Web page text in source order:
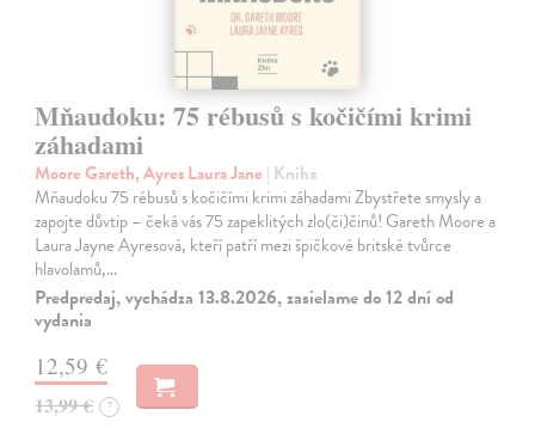
Mňaudoku: 75 rébusů s kočičími krimi
záhadami
Moore Gareth, Ayres Laura Jane | Kniha
Mňaudoku 75 rébusů s kočičími krimi záhadami Zbystřete smysly a
zapojte důvtip – čeká vás 75 zapeklitých zlo(či)činů! Gareth Moore a
Laura Jayne Ayresová, kteří patří mezi špičkové britské tvůrce
hlavolamů,…
Predpredaj, vychádza 13.8.2026, zasielame do 12 dní od
vydania
12,59 €
13,99 € ?